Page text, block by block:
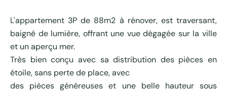
L'appartement 3P de 88m2 à rénover, est traversant,
baigné de lumière, offrant une vue dégagée sur la ville
et un aperçu mer.
Très bien conçu avec sa distribution des pièces en
étoile, sans perte de place, avec
des pièces généreuses et une belle hauteur sous